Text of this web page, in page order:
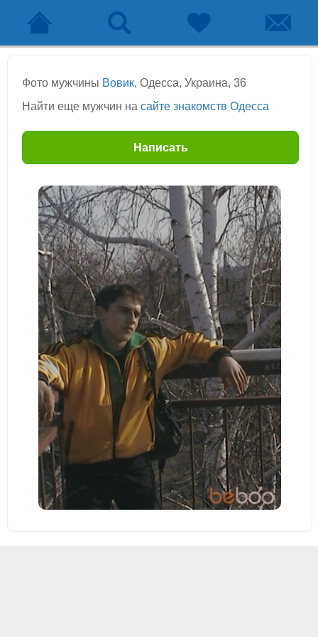
Фото мужчины Вовик, Одесса, Украина, 36
Найти еще мужчин на сайте знакомств Одесса
Написать